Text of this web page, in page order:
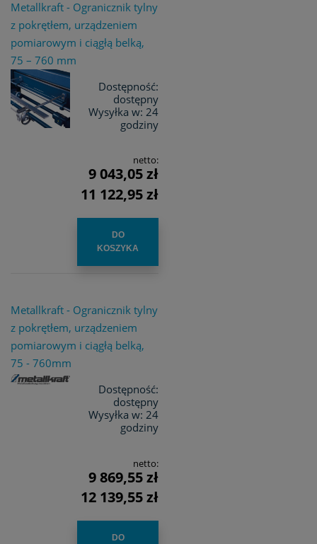
Metallkraft - Ogranicznik tylny
z pokrętłem, urządzeniem
pomiarowym i ciągłą belką,
75 – 760 mm
Dostępność:
dostępny
Wysyłka w: 24
godziny
netto:
9 043,05 zł
11 122,95 zł
DO
KOSZYKA
Metallkraft - Ogranicznik tylny
z pokrętłem, urządzeniem
pomiarowym i ciągłą belką,
75 - 760mm
Dostępność:
dostępny
Wysyłka w: 24
godziny
netto:
9 869,55 zł
12 139,55 zł
DO